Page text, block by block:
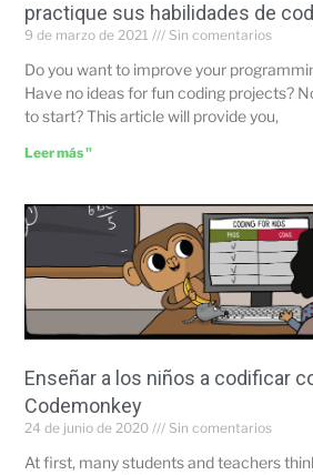
practique sus habilidades de
9 de marzo de 2021 Sin comentarios
Do you want to improve your
Have no ideas for fun coding projects?
to start? This article will provide you,
Leer más "
Enseñar a los niños a codificar
Codemonkey
24 de junio de 2020 Sin comentarios
At first, many students and teachers